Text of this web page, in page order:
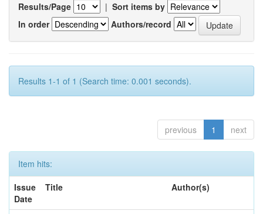
Results/Page | Sort items by
In order
Authors/record
Results 1-1 of 1 (Search time: 0.001 seconds).
previous 1 next
Item hits:
Issue
Date
Title Author(s)